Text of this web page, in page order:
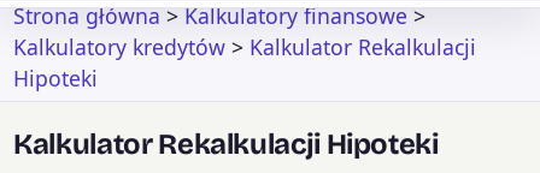
Strona główna>Kalkulatory finansowe>
Kalkulatory kredytów > Kalkulator Rekalkulacji
Hipoteki
Kalkulator Rekalkulacji Hipoteki